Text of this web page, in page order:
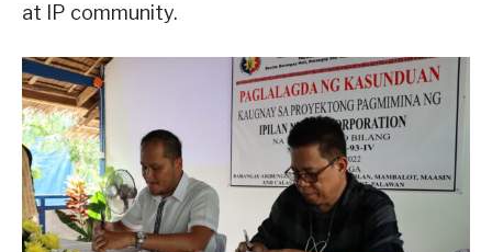
at IP community.